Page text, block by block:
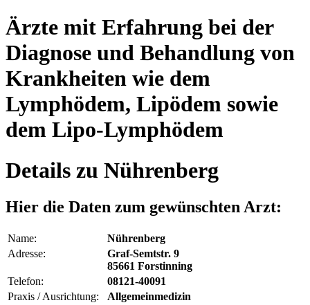
Ärzte mit Erfahrung bei der
Diagnose und Behandlung von
Krankheiten wie dem
Lymphödem, Lipödem sowie
dem Lipo-Lymphödem
Details zu Nührenberg
Hier die Daten zum gewünschten Arzt:
Name:
Nührenberg
Adresse:
Graf-Semtstr. 9
85661 Forstinning
Telefon:
08121-40091
Praxis / Ausrichtung:
Allgemeinmedizin